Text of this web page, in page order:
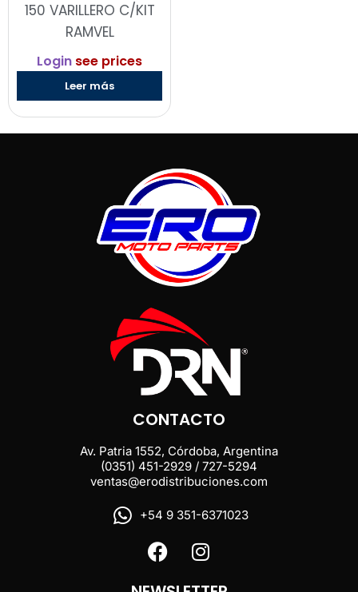
150 VARILLERO C/KIT
RAMVEL
Login see prices
Leer más
CONTACTO
Av. Patria 1552, Córdoba, Argentina
(0351) 451-2929 / 727-5294
ventas@erodistribuciones.com
+54 9 351-6371023